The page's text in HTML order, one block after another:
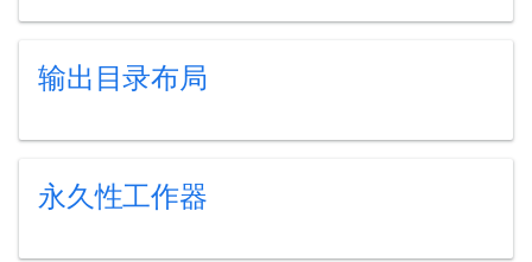
输出目录布局
永久性工作器